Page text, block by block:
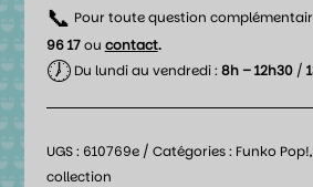
📞 Pour toute question
96 17ou contact.
🕖Du lundi au vendredi : 8h – 12h30/
UGS : 610769e Catégories : Funko Pop!,
collection